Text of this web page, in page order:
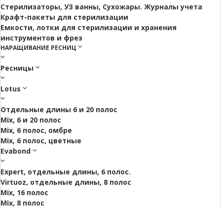
Стерилизаторы, УЗ ванны, Сухожары. Журналы учета
Крафт-пакеты для стерилизации
Емкости, лотки для стерилизации и хранения
инструментов и фрез
НАРАЩИВАНИЕ РЕСНИЦ
Ресницы
Lotus
Отдельные длины 6 и 20 полос
Mix, 6 и 20 полос
Mix, 6 полос, омбре
Mix, 6 полос, цветные
Evabond
Expert, отдельные длины, 6 полос.
Virtuoz, отдельные длины, 8 полос
Mix, 16 полос
Mix, 8 полос